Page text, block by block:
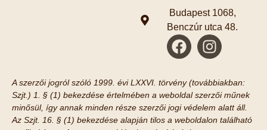
Budapest 1068,
Benczúr utca 48.
A szerzői jogról szóló 1999. évi LXXVI. törvény (továbbiakban:
Szjt.) 1. § (1) bekezdése értelmében a weboldal szerzői műnek
minősül, így annak minden része szerzői jogi védelem alatt áll.
Az Szjt. 16. § (1) bekezdése alapján tilos a weboldalon található